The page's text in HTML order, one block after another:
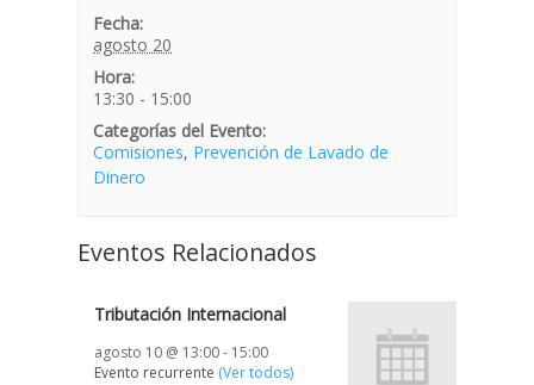
Fecha:
agosto 20
Hora:
13:30 - 15:00
Categorías del Evento:
Comisiones, Prevención de Lavado de
Dinero
Eventos Relacionados
Tributación Internacional
agosto 10 @ 13:00- 15:00
Evento recurrente (Ver todos)